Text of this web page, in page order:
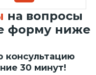
на вопросы
форму ниже
консультацию
30 минут!